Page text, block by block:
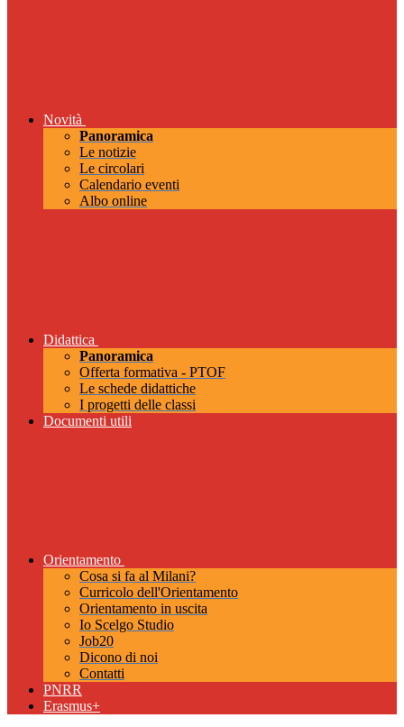
Novità
Panoramica
Le notizie
Le circolari
Calendario eventi
Albo online
Didattica
Panoramica
Offerta formativa - PTOF
Le schede didattiche
I progetti delle classi
Documenti utili
Orientamento
Cosa si fa al Milani?
Curricolo dell'Orientamento
Orientamento in uscita
Io Scelgo Studio
Job20
Dicono di noi
Contatti
PNRR
Erasmus+